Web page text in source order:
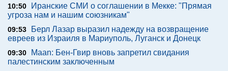
10:50
Иранские СМИ о соглашении в Мекке: "Прямая
угроза нам и нашим союзникам"
09:53
Берл Лазар выразил надежду на возвращение
евреев из Израиля в Мариуполь, Луганск и Донецк
09:30
Maan: Бен-Гвир вновь запретил свидания
палестинским заключенным